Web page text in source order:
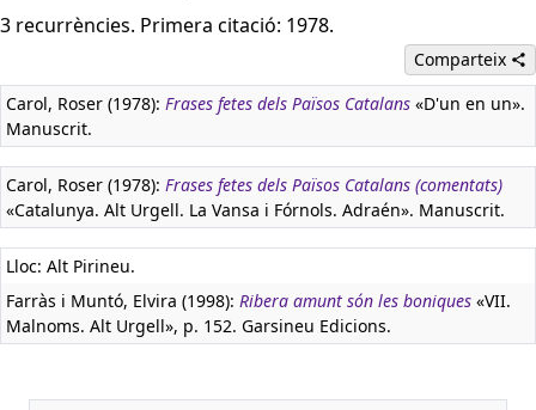
3 recurrències. Primera citació: 1978.
Comparteix
Carol, Roser (1978): Frases fetes dels Països Catalans «D'un en un».
Manuscrit.
Carol, Roser (1978): Frases fetes dels Països Catalans (comentats)
«Catalunya. Alt Urgell. La Vansa i Fórnols. Adraén». Manuscrit.
Lloc: Alt Pirineu.
Farràs i Muntó, Elvira (1998): Ribera amunt són les boniques «VII.
Malnoms. Alt Urgell», p. 152. Garsineu Edicions.